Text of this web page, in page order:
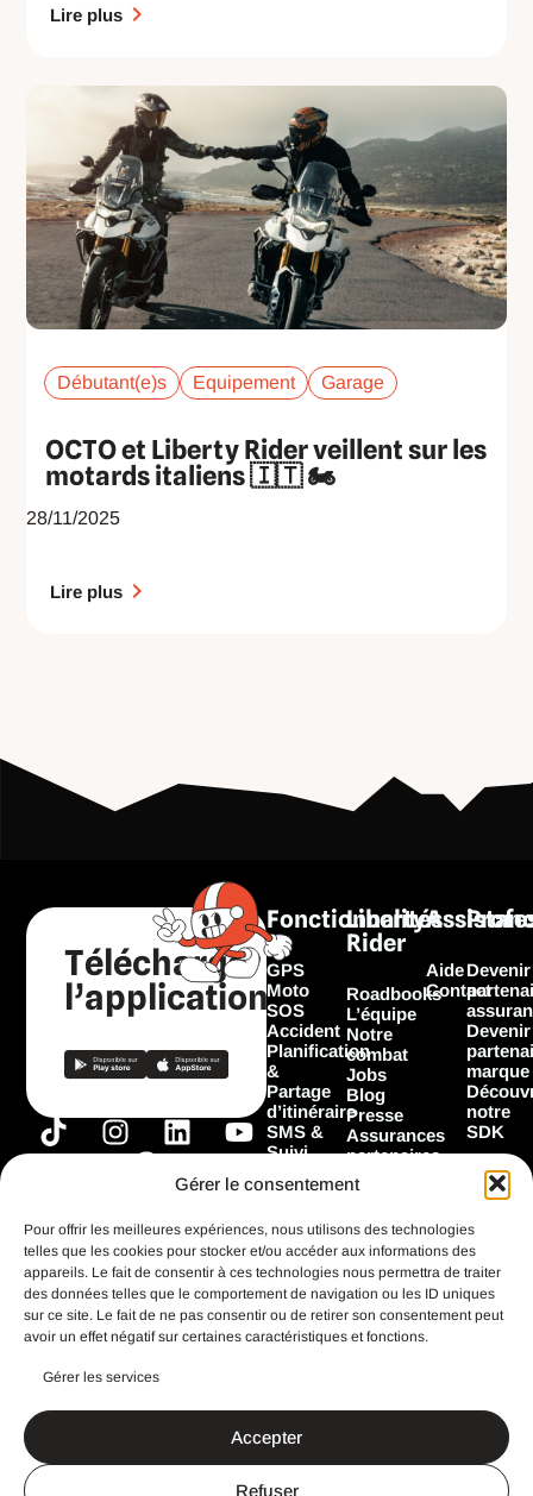
Gérer le consentement
Pour offrir les meilleures expériences, nous utilisons des technologies
telles que les cookies pour stocker et/ou accéder aux informations des
appareils. Le fait de consentir à ces technologies nous permettra de traiter
des données telles que le comportement de navigation ou les ID uniques
sur ce site. Le fait de ne pas consentir ou de retirer son consentement peut
avoir un effet négatif sur certaines caractéristiques et fonctions.
Gérer les services
Accepter
Refuser
Lire plus
Débutant(e)s Equipement Garage
OCTO et Liberty Rider veillent sur les
motards italiens 🇮🇹 🏍️
28/11/2025
Lire plus
Télécharger
l’application
T
i
o
k
I
n
a
g
r
a
L
i
n
e
d
i
n
Y
o
u
u
b
e
a
b
o
o
k
Fonctionnalités
GPS
Moto
SOS
Accident
Planification
&
Partage
d’itinéraire
SMS &
Suivi
Les
Toutes les
fonctionnalités
Liberty
Rider
Roadbooks
L’équipe
Notre
combat
Jobs
Blog
Presse
Assurances
partenaires
Marques
partenaires
Aide
Contact
Devenir
Devenir
marque
notre
SDK
CGU
Mentions légales
Politique de confidentialité
Search
for:
Search Button